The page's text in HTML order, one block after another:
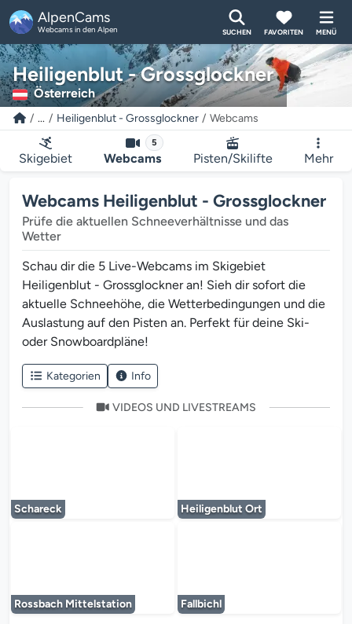
AlpenCams
Webcams in den Alpen SUCHEN FAVORITEN MENÜ
Heiligenblut - Grossglockner
Österreich
... Heiligenblut - Grossglockner Webcams
Skigebiet
5
Webcams Pisten/Skilifte Mehr
Webcams Heiligenblut - Grossglockner
Prüfe die aktuellen Schneeverhältnisse und das
Wetter
Schau dir die 5 Live-Webcams im Skigebiet
Heiligenblut - Grossglockner an! Sieh dir sofort die
aktuelle Schneehöhe, die Wetterbedingungen und die
Auslastung auf den Pisten an. Perfekt für deine Ski-
oder Snowboardpläne!
Kategorien Info
VIDEOS UND LIVESTREAMS
Schareck Heiligenblut Ort
Rossbach Mittelstation Fallbichl